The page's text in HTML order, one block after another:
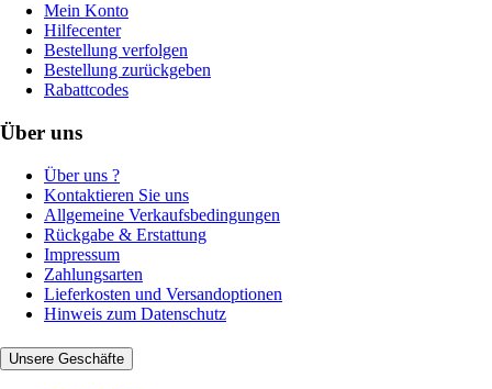
Mein Konto
Hilfecenter
Bestellung verfolgen
Bestellung zurückgeben
Rabattcodes
Über uns
Über uns ?
Kontaktieren Sie uns
Allgemeine Verkaufsbedingungen
Rückgabe & Erstattung
Impressum
Zahlungsarten
Lieferkosten und Versandoptionen
Hinweis zum Datenschutz
Unsere Geschäfte